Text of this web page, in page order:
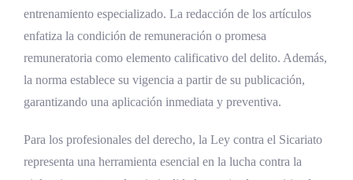
entrenamiento especializado. La redacción de los artículos
enfatiza la condición de remuneración o promesa
remuneratoria como elemento calificativo del delito. Además,
la norma establece su vigencia a partir de su publicación,
garantizando una aplicación inmediata y preventiva.
Para los profesionales del derecho, la Ley contra el Sicariato
representa una herramienta esencial en la lucha contra la